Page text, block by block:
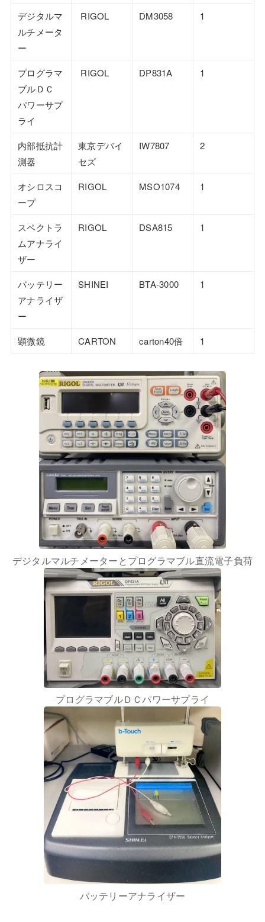
デジタルマ
ルチメータ
ー
RIGOL DM3058 1
プログラマ
ブルＤＣ
パワーサプ
ライ
RIGOL DP831A 1
内部抵抗計
測器
東京デバイ
セズ
IW7807 2
オシロスコ
ープ
RIGOL MSO1074 1
スペクトラ
ムアナライ
ザー
RIGOL DSA815 1
バッテリー
アナライザ
ー
SHINEI BTA-3000 1
顕微鏡 CARTON carton40倍 1
デジタルマルチメーターとプログラマブル直流電子負荷
プログラマブルＤＣパワーサプライ
バッテリーアナライザー